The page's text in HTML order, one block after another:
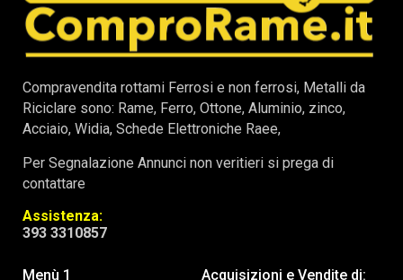
Compravendita rottami Ferrosi e non ferrosi, Metalli da
Riciclare sono: Rame, Ferro, Ottone, Aluminio, zinco,
Acciaio, Widia, Schede Elettroniche Raee,
Per Segnalazione Annunci non veritieri si prega di
contattare
Assistenza:
393 3310857
Menù 1
Acquisizioni e Vendite di: